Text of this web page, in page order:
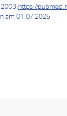
https://
am 01.07.2025